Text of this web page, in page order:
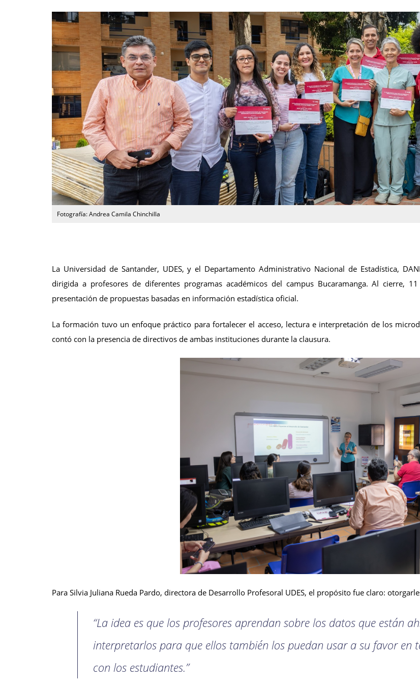
Fotografía: Andrea Camila Chinchilla
La Universidad de Santander, UDES, y el Departamento Administrativo Nacional de Estadística,
dirigida a profesores de diferentes programas académicos del campus Bucaramanga. Al cierre,
presentación de propuestas basadas en información estadística oficial.
La formación tuvo un enfoque práctico para fortalecer el acceso, lectura e interpretación de los
contó con la presencia de directivos de ambas instituciones durante la clausura.
Para Silvia Juliana Rueda Pardo, directora de Desarrollo Profesoral UDES, el propósito fue claro:
“La idea es que los profesores aprendan sobre los datos que están
interpretarlos para que ellos también los puedan usar a su favor en
con los estudiantes.”